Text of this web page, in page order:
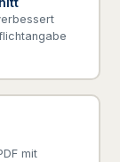
mit